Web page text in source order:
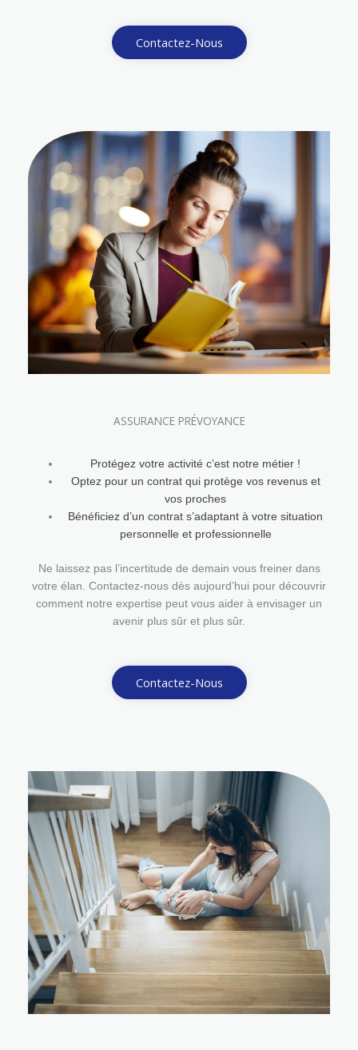
Contactez-Nous
ASSURANCE PRÉVOYANCE
Protégez votre activité c’est notre métier !
Optez pour un contrat qui protège vos revenus et
vos proches
Bénéficiez d’un contrat s’adaptant à votre situation
personnelle et professionnelle
Ne laissez pas l’incertitude de demain vous freiner dans
votre élan. Contactez-nous dès aujourd’hui pour découvrir
comment notre expertise peut vous aider à envisager un
avenir plus sûr et plus sûr.
Contactez-Nous